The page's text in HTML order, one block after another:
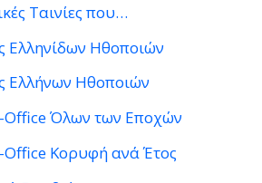
Ταινίες που…
Ελληνίδων Ηθοποιών
Ελλήνων Ηθοποιών
Office Όλων των Εποχών
Office Κορυφή ανά Έτος